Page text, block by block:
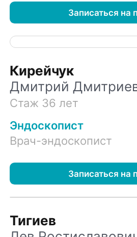
Записаться на
Кирейчук
Дмитрий
Стаж 36 лет
Эндоскопист
Врач-эндоскопист
Записаться на
Тигиев